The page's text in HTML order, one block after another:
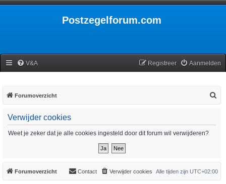
Postzegelforum.com
V&A Aanmelden
Registreer
Forumoverzicht
Verwijder cookies
Weet je zeker dat je alle cookies ingesteld door dit forum wil verwijderen?
Forumoverzicht Alle tijden zijn UTC+02:00
Verwijder cookies
Contact